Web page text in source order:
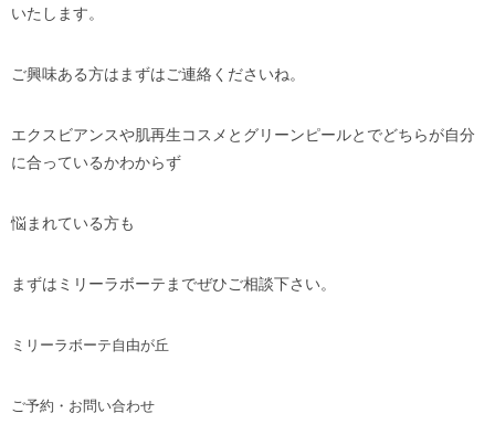
いたします。
ご興味ある方はまずはご連絡くださいね。
エクスビアンスや肌再生コスメとグリーンピールとでどちらが自分
に合っているかわからず
悩まれている方も
まずはミリーラボーテまでぜひご相談下さい。
ミリーラボーテ自由が丘
ご予約・お問い合わせ